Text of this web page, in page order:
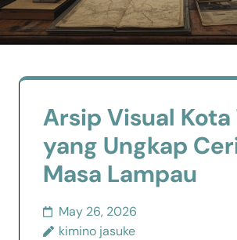
Arsip Visual Kota
yang Ungkap
Masa Lampau
May 26, 2026
kimino jasuke